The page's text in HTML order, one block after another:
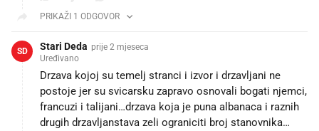
PRIKAŽI 1 ODGOVOR
SD Stari Deda prije 2 mjeseca
Uređivano
Drzava kojoj su temelj stranci i izvor i drzavljani ne
postoje jer su svicarsku zapravo osnovali bogati njemci,
francuzi i talijani…drzava koja je puna albanaca i raznih
drugih drzavljanstava zeli ograniciti broj stanovnika…